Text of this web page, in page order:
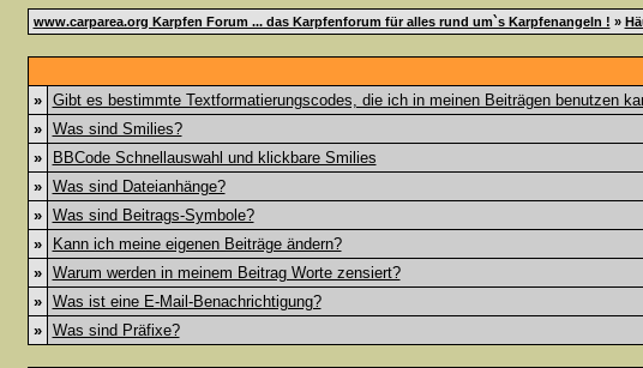
www.carparea.org Karpfen Forum ... das Karpfenforum für alles rund um`s Karpfenangeln ! »
»
Gibt es bestimmte Textformatierungscodes, die ich in meinen Beiträgen benutzen
»
Was sind Smilies?
»
BBCode Schnellauswahl und klickbare Smilies
»
Was sind Dateianhänge?
»
Was sind Beitrags-Symbole?
»
Kann ich meine eigenen Beiträge ändern?
»
Warum werden in meinem Beitrag Worte zensiert?
»
Was ist eine E-Mail-Benachrichtigung?
»
Was sind Präfixe?